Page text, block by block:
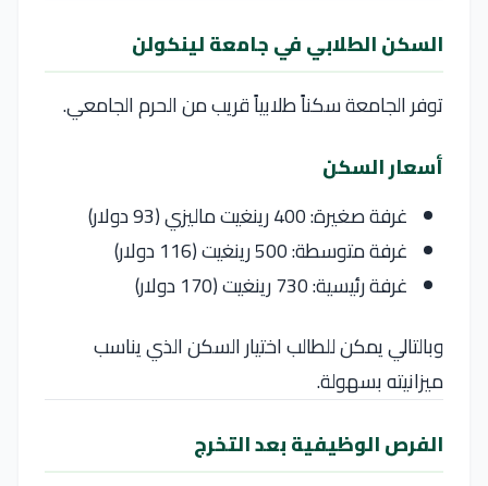
السكن الطلابي في جامعة لينكولن
توفر الجامعة سكناً طلابياً قريب من الحرم الجامعي.
أسعار السكن
غرفة صغيرة: 400 رينغيت ماليزي (93 دولار)
غرفة متوسطة: 500 رينغيت (116 دولار)
غرفة رئيسية: 730 رينغيت (170 دولار)
وبالتالي يمكن للطالب اختيار السكن الذي يناسب
ميزانيته بسهولة.
الفرص الوظيفية بعد التخرج